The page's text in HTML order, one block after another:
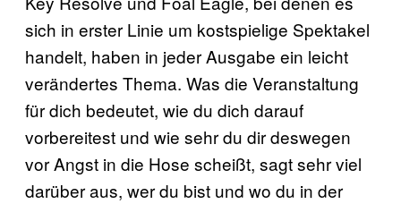
sich in erster Linie um kostspielige Spektakel
handelt, haben in jeder Ausgabe ein leicht
verändertes Thema. Was die Veranstaltung
für dich bedeutet, wie du dich darauf
vorbereitest und wie sehr du dir deswegen
vor Angst in die Hose scheißt, sagt sehr viel
darüber aus, wer du bist und wo du in der